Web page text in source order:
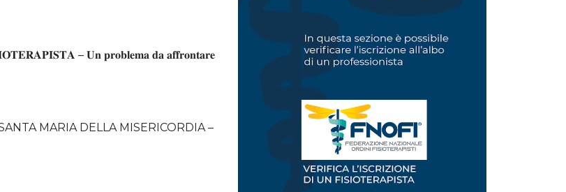
– 𝐔𝐧 𝐩𝐫𝐨𝐛𝐥𝐞𝐦𝐚 𝐝𝐚 𝐚𝐟𝐟𝐫𝐨𝐧𝐭𝐚𝐫𝐞
MARIA DELLA MISERICORDIA –